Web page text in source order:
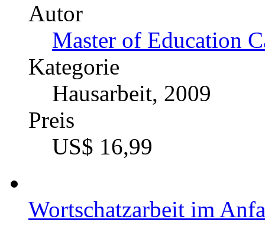
Autor
Master of Education
Kategorie
Hausarbeit, 2009
Preis
US$ 16,99
Wortschatzarbeit im